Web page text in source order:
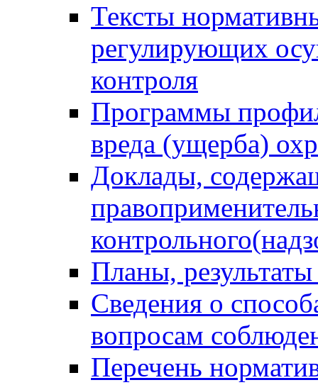
Тексты
регулирующих
контроля
Программы
вреда (ущерба)
Доклады,
Планы,
Сведения о
вопросам
Перечень